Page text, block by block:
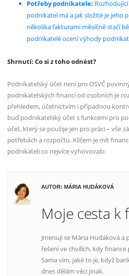
Potřeby podnikatele:
podnikatel má a jak složité je jeho
několika fakturami měsíčně stačí
podnikatelé ocení výhody
Shrnutí: Co si z toho odnést?
Podnikatelský účet není pro OSVČ
podnikatelských financí od osobních je
přehledem, účetnictvím i případnou
buď podnikatelský účet s funkcemi pro
účet, který se použije jen pro práci – vše
potřebách a rozpočtu. Klíčem je mít
podnikateli co nejvíce vyhovovalo.
AUTOR: MÁRIA HUDÁKOVÁ
Moje cesta k
Jmenuji se Mária Hudáková
řešení ve chvílích, kdy
Sama vím, jaké to je, když
dnes dělám věci jinak.